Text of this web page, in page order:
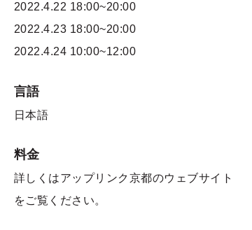
2022.4.22 18:00~20:00
2022.4.23 18:00~20:00
2022.4.24 10:00~12:00
言語
日本語
料金
詳しくはアップリンク京都のウェブサイト
をご覧ください。